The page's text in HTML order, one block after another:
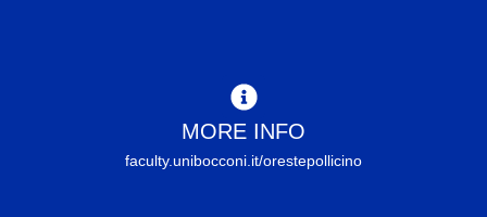
MORE INFO
faculty.unibocconi.it/orestepollicino